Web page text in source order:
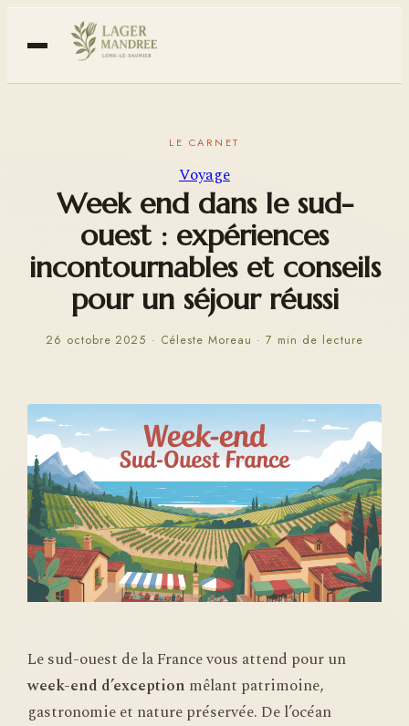
Voyage
Week end dans le sud-
ouest : expériences
incontournables et conseils
pour un séjour réussi
26 octobre 2025 · Céleste Moreau · 7 min de lecture
Le sud-ouest de la France vous attend pour un
week-end d’exception mêlant patrimoine,
gastronomie et nature préservée. De l’océan